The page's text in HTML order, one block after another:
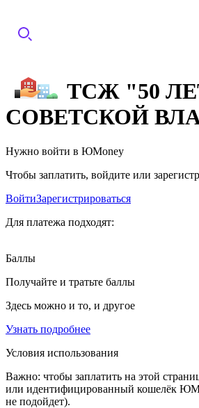
ТСЖ "50
СОВЕТСКОЙ
Нужно войти в ЮMoney
Чтобы заплатить, войдите или
ВойтиЗарегистрироваться
Для платежа подходят:
Баллы
Получайте и тратьте баллы
Здесь можно и то, и другое
Узнать подробнее
Условия использования
Важно: чтобы заплатить на этой
или идентифицированный кошелёк
не подойдет).